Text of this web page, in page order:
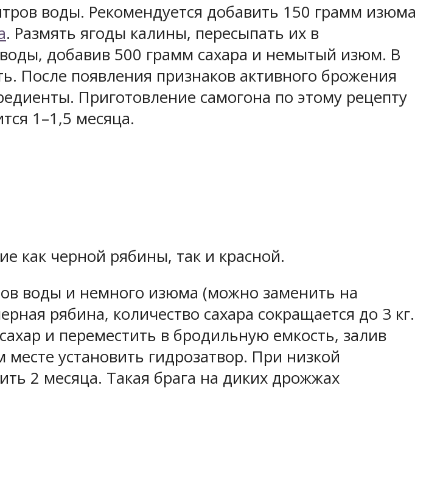
воды. Рекомендуется добавить 150 грамм изюма
. Размять ягоды калины, пересыпать их в
добавив 500 грамм сахара и немытый изюм. В
После появления признаков активного брожения
Приготовление самогона по этому рецепту
1–1,5 месяца.
как черной рябины, так и красной.
воды и немного изюма (можно заменить на
рябина, количество сахара сокращается до 3 кг.
и переместить в бродильную емкость, залив
установить гидрозатвор. При низкой
2 месяца. Такая брага на диких дрожжах